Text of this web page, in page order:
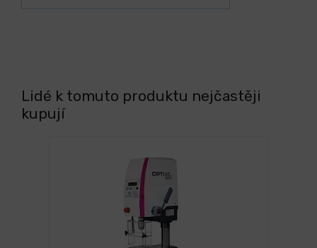
Lidé k tomuto produktu nejčastěji
kupují